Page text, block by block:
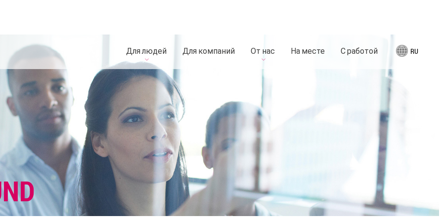
Для людей Для компаний От нас На месте
С работой
RU